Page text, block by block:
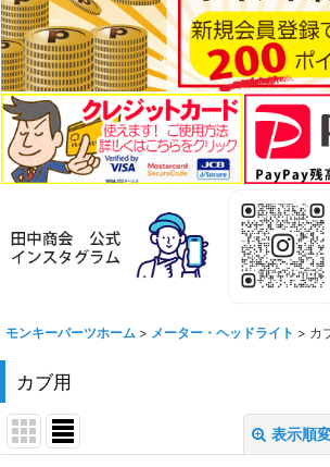
モンキーパーツホーム > メーター・ヘッドライト > カ
カブ用
表示順